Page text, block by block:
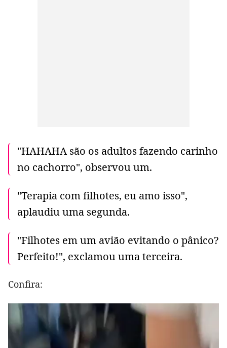
"HAHAHA são os adultos fazendo carinho
no cachorro", observou um.
"Terapia com filhotes, eu amo isso",
aplaudiu uma segunda.
"Filhotes em um avião evitando o pânico?
Perfeito!", exclamou uma terceira.
Confira: